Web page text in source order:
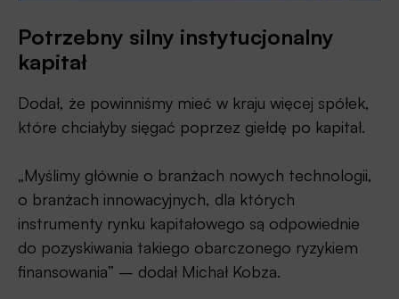
Potrzebny silny instytucjonalny
kapitał
Dodał, że powinniśmy mieć w kraju więcej spółek,
które chciałyby sięgać poprzez giełdę po kapitał.
„Myślimy głównie o branżach nowych technologii,
o branżach innowacyjnych, dla których
instrumenty rynku kapitałowego są odpowiednie
do pozyskiwania takiego obarczonego ryzykiem
finansowania” – dodał Michał Kobza.